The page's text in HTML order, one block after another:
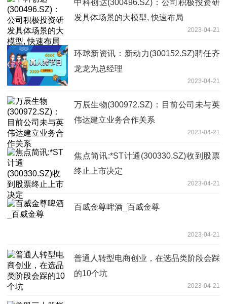
中科创达(300496.SZ)：公司积极投资研
发具体场景的大模型, 快速布局
2023-04-21
环球新资讯：新动力(300152.SZ)聘任齐
龙龙为总经理
2023-04-21
万辰生物(300972.SZ)：目前公司未与英
伟达建立业务合作关系
2023-04-21
焦点简讯:*ST计通(300330.SZ)收到股票
终止上市决定
2023-04-21
百威金尊啤酒_百威金尊
2023-04-21
普通人转型电商创业，在选品类阶段会踩
的10个坑
2023-04-21